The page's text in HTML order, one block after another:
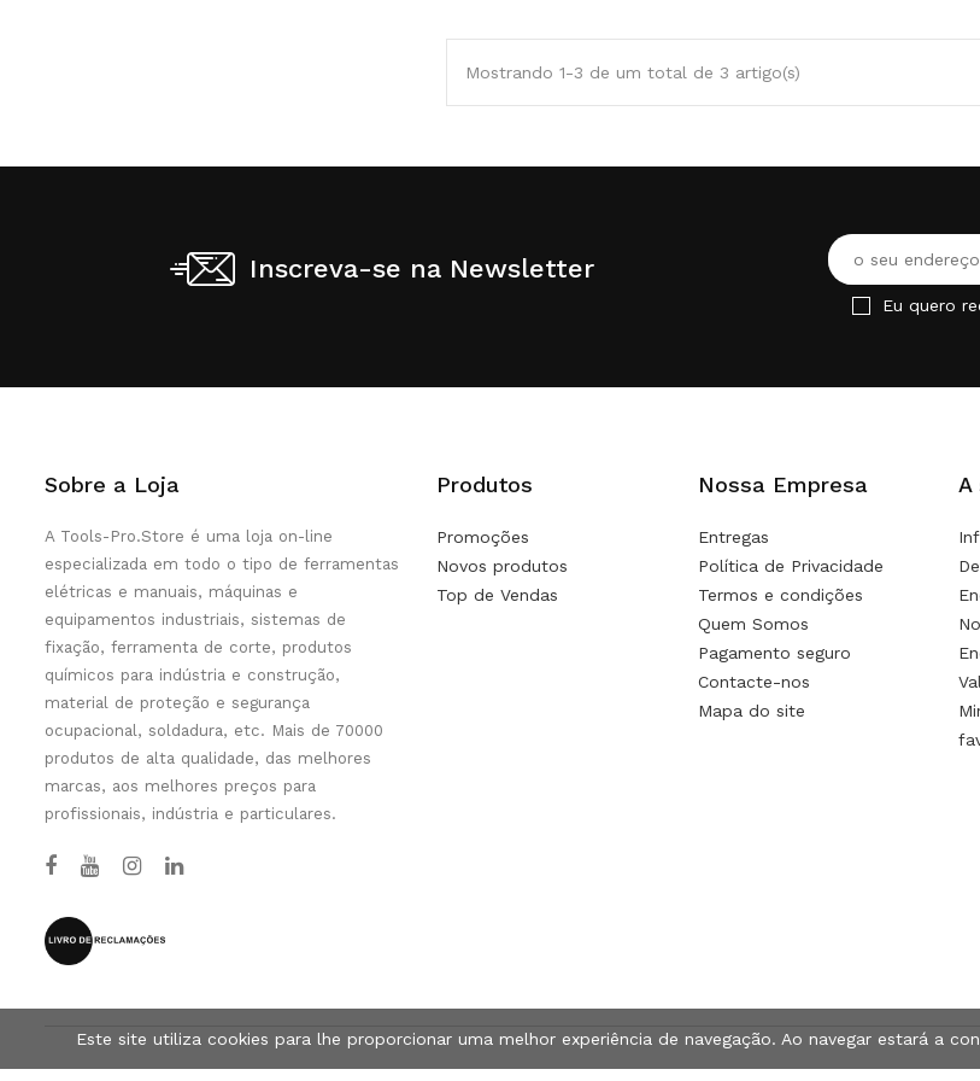
Mostrando 1-3 de um total de 3 artigo(s)
Inscreva-se na Newsletter
Eu quero
Sobre a Loja
A Tools-Pro.Store é uma loja on-line
especializada em todo o tipo de ferramentas
elétricas e manuais, máquinas e
equipamentos industriais, sistemas de
fixação, ferramenta de corte, produtos
químicos para indústria e construção,
material de proteção e segurança
ocupacional, soldadura, etc. Mais de 70000
produtos de alta qualidade, das melhores
marcas, aos melhores preços para
profissionais, indústria e particulares.
Produtos
Promoções
Novos produtos
Top de Vendas
Nossa Empresa
Entregas
Política de Privacidade
Termos e condições
Quem Somos
Pagamento seguro
Contacte-nos
Mapa do site
A
Este site utiliza cookies para lhe proporcionar uma melhor experiência de navegação. Ao navegar estará a